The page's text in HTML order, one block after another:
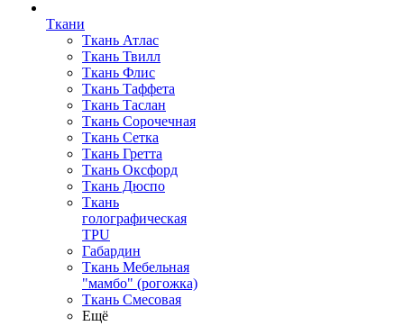
Ткани
Ткань Атлас
Ткань Твилл
Ткань Флис
Ткань Таффета
Ткань Таслан
Ткань Сорочечная
Ткань Сетка
Ткань Гретта
Ткань Оксфорд
Ткань Дюспо
Ткань
голографическая
TPU
Габардин
Ткань Мебельная
"мамбо" (рогожка)
Ткань Смесовая
Ещё